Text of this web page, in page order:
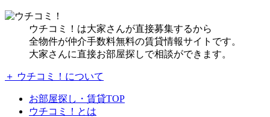
ウチコミ！は大家さんが直接募集するから
全物件が仲介手数料無料の賃貸情報サイトです。
大家さんに直接お部屋探しで相談ができます。
＋ ウチコミ！について
お部屋探し・賃貸TOP
ウチコミ！とは